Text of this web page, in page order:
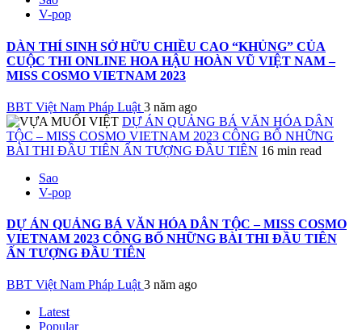
V-pop
DÀN THÍ SINH SỞ HỮU CHIỀU CAO “KHỦNG” CỦA
CUỘC THI ONLINE HOA HẬU HOÀN VŨ VIỆT NAM –
MISS COSMO VIETNAM 2023
BBT Việt Nam Pháp Luật 3 năm ago
DỰ ÁN QUẢNG BÁ VĂN HÓA DÂN
TỘC – MISS COSMO VIETNAM 2023 CÔNG BỐ NHỮNG
BÀI THI ĐẦU TIÊN ẤN TƯỢNG ĐẦU TIÊN 16 min read
Sao
V-pop
DỰ ÁN QUẢNG BÁ VĂN HÓA DÂN TỘC – MISS COSMO
VIETNAM 2023 CÔNG BỐ NHỮNG BÀI THI ĐẦU TIÊN
ẤN TƯỢNG ĐẦU TIÊN
BBT Việt Nam Pháp Luật 3 năm ago
Latest
Popular